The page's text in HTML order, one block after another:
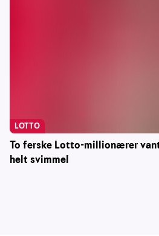
To ferske Lotto-millionærer
helt svimmel
LOTTO